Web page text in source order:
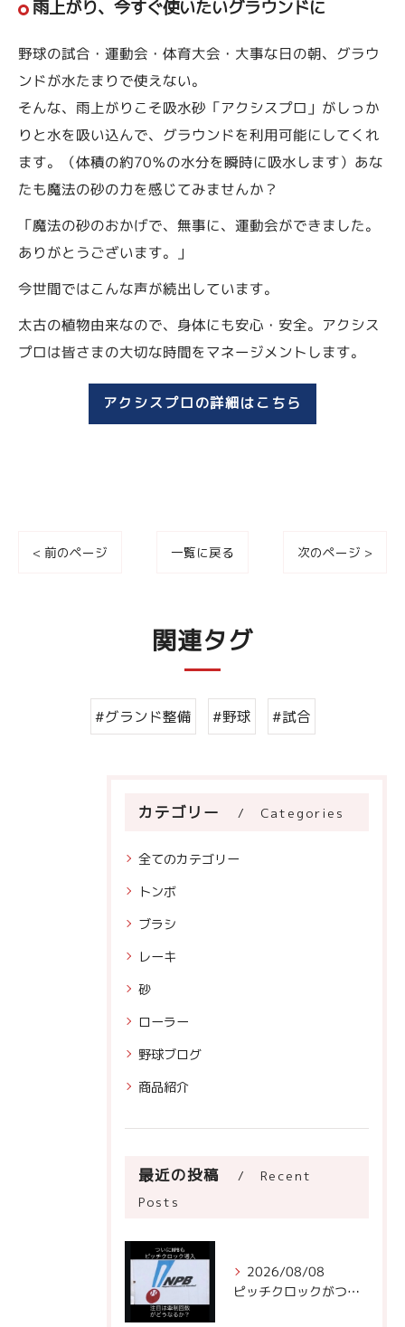
雨上がり、今すぐ使いたいグラウンドに
野球の試合・運動会・体育大会・大事な日の朝、グラウ
ンドが水たまりで使えない。
そんな、雨上がりこそ吸水砂「アクシスプロ」がしっか
りと水を吸い込んで、グラウンドを利用可能にしてくれ
ます。（体積の約70％の水分を瞬時に吸水します）あな
たも魔法の砂の力を感じてみませんか？
「魔法の砂のおかげで、無事に、運動会ができました。
ありがとうございます。」
今世間ではこんな声が続出しています。
太古の植物由来なので、身体にも安心・安全。アクシス
プロは皆さまの大切な時間をマネージメントします。
アクシスプロの詳細はこちら
< 前のページ 一覧に戻る 次のページ >
関連タグ
#グランド整備 #野球 #試合
カテゴリー Categories
全てのカテゴリー
トンボ
ブラシ
レーキ
砂
ローラー
野球ブログ
商品紹介
最近の投稿
Recent
Posts
2026/08/08
ピッチクロックがついにNPBに!